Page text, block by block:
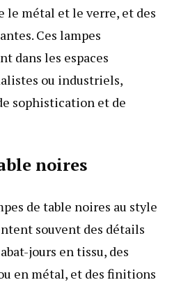
le métal et le verre, et des
Ces lampes
dans les espaces
ou industriels,
sophistication et de
noires
de table noires au style
souvent des détails
jours en tissu, des
en métal, et des finitions